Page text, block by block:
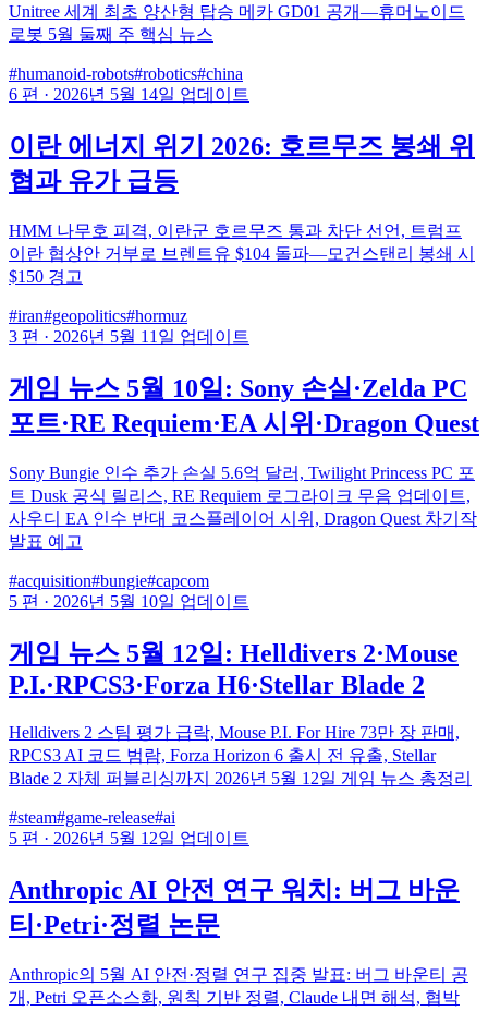
Unitree 세계 최초 양산형 탑승 메카 GD01 공개—휴머노이드
로봇 5월 둘째 주 핵심 뉴스
#humanoid-robots#robotics#china
6 편 · 2026년 5월 14일 업데이트
이란 에너지 위기 2026: 호르무즈 봉쇄 위
협과 유가 급등
HMM 나무호 피격, 이란군 호르무즈 통과 차단 선언, 트럼프
이란 협상안 거부로 브렌트유 $104 돌파—모건스탠리 봉쇄 시
$150 경고
#iran#geopolitics#hormuz
3 편 · 2026년 5월 11일 업데이트
게임 뉴스 5월 10일: Sony 손실·Zelda PC
포트·RE Requiem·EA 시위·Dragon Quest
Sony Bungie 인수 추가 손실 5.6억 달러, Twilight Princess PC 포
트 Dusk 공식 릴리스, RE Requiem 로그라이크 무음 업데이트,
사우디 EA 인수 반대 코스플레이어 시위, Dragon Quest 차기작
발표 예고
#acquisition#bungie#capcom
5 편 · 2026년 5월 10일 업데이트
게임 뉴스 5월 12일: Helldivers 2·Mouse
P.I.·RPCS3·Forza H6·Stellar Blade 2
Helldivers 2 스팀 평가 급락, Mouse P.I. For Hire 73만 장 판매,
RPCS3 AI 코드 범람, Forza Horizon 6 출시 전 유출, Stellar
Blade 2 자체 퍼블리싱까지 2026년 5월 12일 게임 뉴스 총정리
#steam#game-release#ai
5 편 · 2026년 5월 12일 업데이트
Anthropic AI 안전 연구 워치: 버그 바운
티·Petri·정렬 논문
Anthropic의 5월 AI 안전·정렬 연구 집중 발표: 버그 바운티 공
개, Petri 오픈소스화, 원칙 기반 정렬, Claude 내면 해석, 협박